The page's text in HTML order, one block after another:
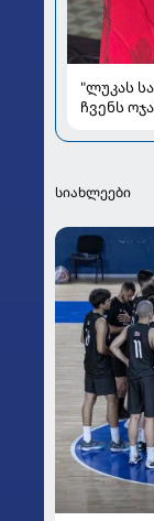
"ლუკას
ჩვენს
სიახლეები